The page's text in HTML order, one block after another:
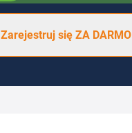
Zarejestruj się ZA DARMO